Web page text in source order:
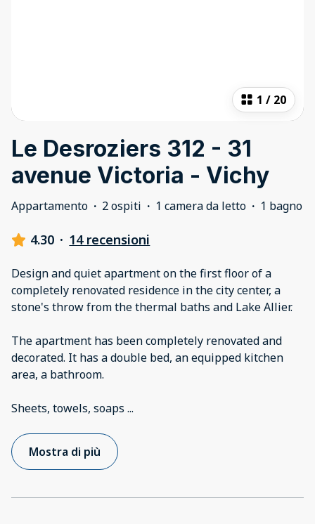
1 / 20
Le Desroziers 312 - 31
avenue Victoria - Vichy
Appartamento · 2 ospiti · 1 camera da letto · 1 bagno
4.30 · 14 recensioni
Design and quiet apartment on the first floor of a
completely renovated residence in the city center, a
stone's throw from the thermal baths and Lake Allier.
The apartment has been completely renovated and
decorated. It has a double bed, an equipped kitchen
area, a bathroom.
Sheets, towels, soaps ...
Mostra di più